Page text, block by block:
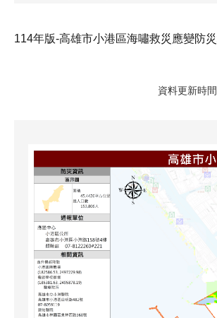
114年版-高雄市小港區海嘯救災應變防
資料更新時